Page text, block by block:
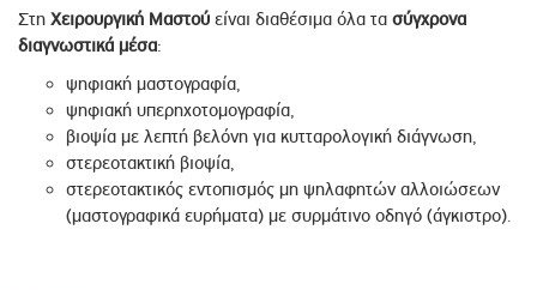
Στη Χειρουργική Μαστού είναι διαθέσιμα όλα τα σύγχρονα
διαγνωστικά μέσα:
ψηφιακή μαστογραφία,
ψηφιακή υπερηχοτομογραφία,
βιοψία με λεπτή βελόνη για κυτταρολογική διάγνωση,
στερεοτακτική βιοψία,
στερεοτακτικός εντοπισμός μη ψηλαφητών αλλοιώσεων
(μαστογραφικά ευρήματα) με συρμάτινο οδηγό (άγκιστρο).